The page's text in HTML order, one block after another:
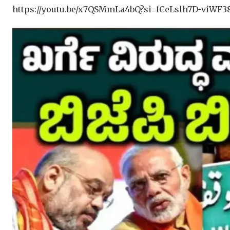
https://youtu.be/x7QSMmLa4bQ?si=fCeLslh7D-